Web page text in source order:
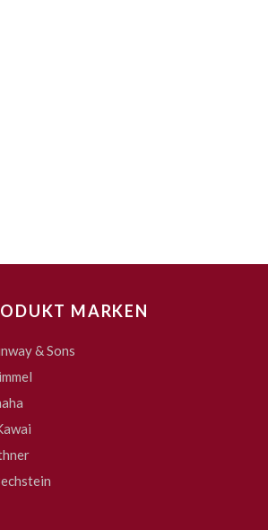
MARKEN
& Sons